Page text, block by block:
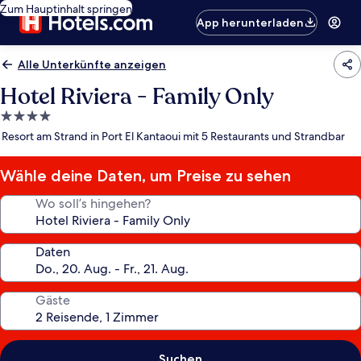
Zum Hauptinhalt springen
App herunterladen
Alle Unterkünfte anzeigen
Hotel Riviera - Family Only
4.0-
Sterne-
Resort am Strand in Port El Kantaoui mit 5 Restaurants und Strandbar
Wähle deine Daten, um Preise zu sehen
Wo soll’s hingehen?
Daten
Gäste